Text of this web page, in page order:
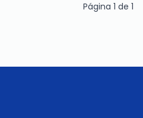
Página 1 de 1